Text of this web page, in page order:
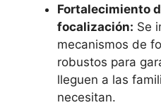
Fortalecimiento
focalización: Se
mecanismos de
robustos para
lleguen a las
necesitan.